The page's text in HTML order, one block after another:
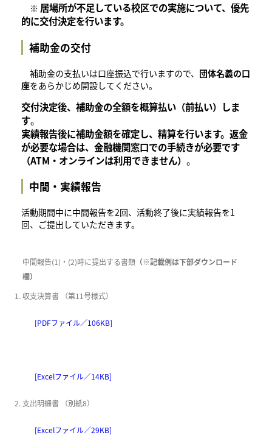
※ 居場所が不足している校区での実施について、優先
的に交付決定を行います。
補助金の交付
補助金の支払いは口座振込で行いますので、 団体名義の口
座をあらかじめ開設してください。
交付決定後、補助金の全額を概算払い（前払い）しま
す。
実績報告後に補助金額を確定し、精算を行います。返金
が必要な場合は、金融機関窓口での手続きが必要です
（ATM・オンラインは利用できません） 。
中間・実績報告
活動期間中に中間報告を2回、活動終了後に実績報告を1
回、ご提出していただきます。
中間報告(1)・(2)時に提出する書類 （※記載例は下部ダウンロード
欄）
収支決算書 （第11号様式）
[PDFファイル／106KB]
[Excelファイル／14KB]
支出明細書 （別紙8）
[Excelファイル／29KB]